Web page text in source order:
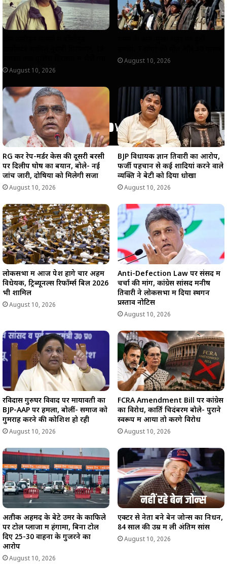
August 10, 2026
August 10, 2026
RG कर रेप-मर्डर केस की दूसरी बरसी
पर दिलीप घोष का बयान, बोले- नई
जांच जारी, दोषियों को मिलेगी सजा
August 10, 2026
BJP विधायक ज्ञान तिवारी का आरोप,
फर्जी पहचान से कई शादियां करने वाले
व्यक्ति ने बेटी को दिया धोखा
August 10, 2026
लोकसभा में आज पेश होंगे चार अहम
विधेयक, ट्रिब्यूनल्स रिफॉर्म्स बिल 2026
भी शामिल
August 10, 2026
Anti-Defection Law पर संसद में
चर्चा की मांग, कांग्रेस सांसद मनीष
तिवारी ने लोकसभा में दिया स्थगन
प्रस्ताव नोटिस
August 10, 2026
रविदास गुरुघर विवाद पर मायावती का
BJP-AAP पर हमला, बोलीं- समाज को
गुमराह करने की कोशिश हो रही
August 10, 2026
FCRA Amendment Bill पर कांग्रेस
का विरोध, कार्ति चिदंबरम बोले- पुराने
स्वरूप में आया तो करेंगे विरोध
August 10, 2026
अतीक अहमद के बेटे उमर के काफिले
पर टोल प्लाजा में हंगामा, बिना टोल
दिए 25-30 वाहनों के गुजरने का
आरोप
August 10, 2026
एक्टर से नेता बने बेन जोन्स का निधन,
84 साल की उम्र में ली अंतिम सांस
August 10, 2026